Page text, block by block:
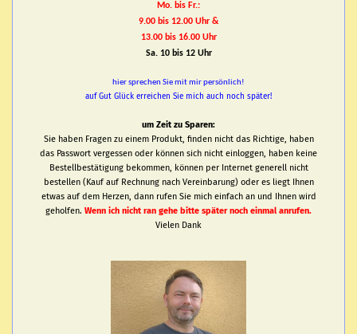
Mo. bis Fr.:
9.00 bis 12.00 Uhr &
13.00 bis 16.00 Uhr
Sa. 10 bis 12 Uhr
hier sprechen Sie mit mir persönlich!
auf Gut Glück erreichen Sie mich auch noch später!
um Zeit zu Sparen:
Sie haben Fragen zu einem Produkt, finden nicht das Richtige, haben
das Passwort vergessen oder können sich nicht einloggen, haben keine
Bestellbestätigung bekommen, können per Internet generell nicht
bestellen (Kauf auf Rechnung nach Vereinbarung) oder es liegt Ihnen
etwas auf dem Herzen, dann rufen Sie mich einfach an und Ihnen wird
geholfen. Wenn ich nicht ran gehe bitte später noch einmal anrufen.
Vielen Dank